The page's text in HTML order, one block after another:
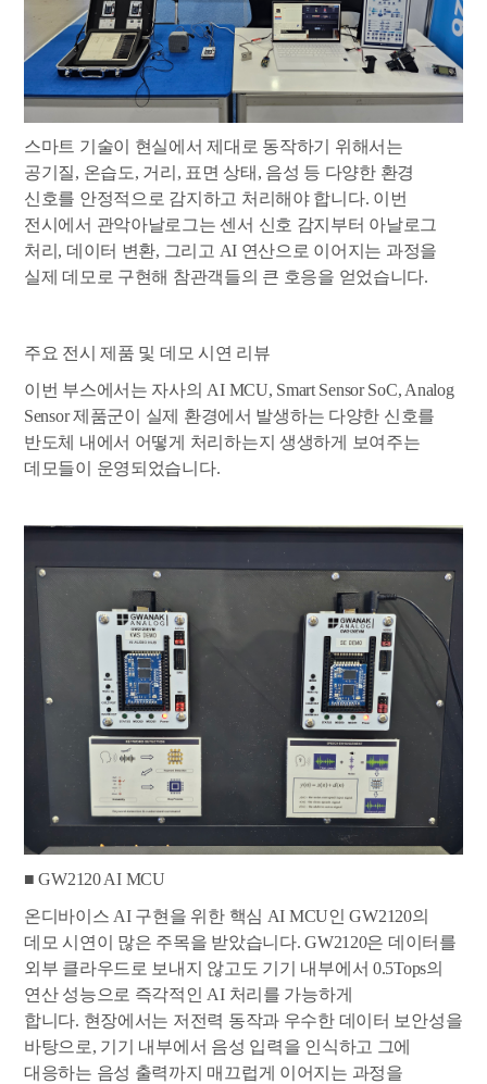
스마트 기술이 현실에서 제대로 동작하기 위해서는
공기질, 온습도, 거리, 표면 상태, 음성 등 다양한 환경
신호를 안정적으로 감지하고 처리해야 합니다. 이번
전시에서 관악아날로그는 센서 신호 감지부터 아날로그
처리, 데이터 변환, 그리고 AI 연산으로 이어지는 과정을
실제 데모로 구현해 참관객들의 큰 호응을 얻었습니다.
주요 전시 제품 및 데모 시연 리뷰
이번 부스에서는 자사의 AI MCU, Smart Sensor SoC, Analog
Sensor 제품군이 실제 환경에서 발생하는 다양한 신호를
반도체 내에서 어떻게 처리하는지 생생하게 보여주는
데모들이 운영되었습니다.
■ GW2120 AI MCU
온디바이스 AI 구현을 위한 핵심 AI MCU인 GW2120의
데모 시연이 많은 주목을 받았습니다. GW2120은 데이터를
외부 클라우드로 보내지 않고도 기기 내부에서 0.5Tops의
연산 성능으로 즉각적인 AI 처리를 가능하게
합니다. 현장에서는 저전력 동작과 우수한 데이터 보안성을
바탕으로, 기기 내부에서 음성 입력을 인식하고 그에
대응하는 음성 출력까지 매끄럽게 이어지는 과정을